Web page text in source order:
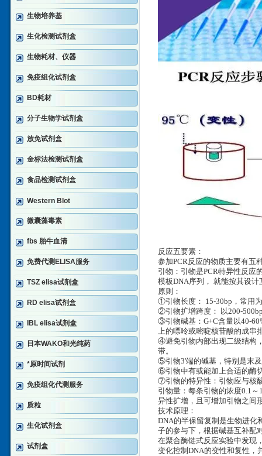
生物培养基
生化检测试剂盒
生物耗材、仪器
免疫组化试剂盒
BD耗材
分子生物学试剂盒
放免试剂盒
金标法检测试剂盒
食品检测试剂盒
Western Blot
微囊藻毒素
fbs 胎牛血清
免费代测ELISA服务
TSZ elisa试剂盒
RD elisa试剂盒
IBL elisa试剂盒
日本WAKO和光纯药
*原时间试剂
免疫组化代测服务
质粒
生化试剂盒
试剂盒
反应五要素：
参加PCR反应的物质主要有五
引物：引物是PCR特异性反应
模板DNA序列， 就能按其设
原则：
①引物长度： 15-30bp，常用
②引物扩增跨度： 以200-
③引物碱基：G+C含量以40-
上的嘌呤或嘧啶核苷酸的成串
④避免引物内部出现二级结构
带。
⑤引物3'端的碱基，特别是末
⑥引物中有或能加上合适的酶
⑦引物的特异性：引物应与核
引物量：每条引物的浓度0.1
异性扩增，且可增加引物之间
技术原理：
DNA的半保留复制是生物进化
子的参与下，根据碱基互补配
在聚合酶链式反应实验中发现
变化控制DNA的变性和复性，